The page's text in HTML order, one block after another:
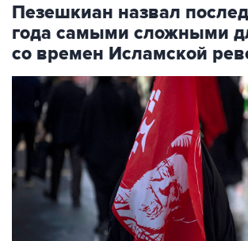
Пезешкиан назвал
года самыми сложными
со времен Исламской